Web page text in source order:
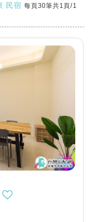
民宿 每頁30筆共1頁/1